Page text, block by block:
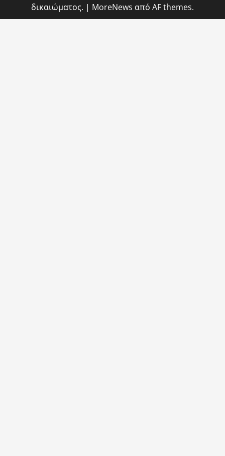
δικαιώματος. | MoreNews από AF themes.